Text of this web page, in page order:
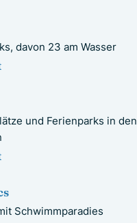
davon 23 am Wasser
und Ferienparks in den
Schwimmparadies